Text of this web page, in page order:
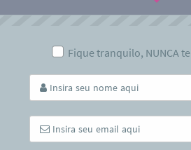
Fique tranquilo, NUNCA